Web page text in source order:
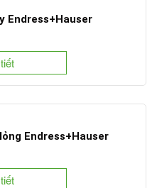
Endress+Hauser
Endress+Hauser